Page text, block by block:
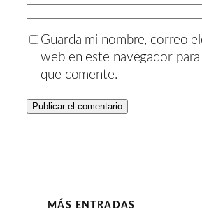
Guarda mi nombre, correo
web en este navegador
que comente.
MÁS ENTRADAS